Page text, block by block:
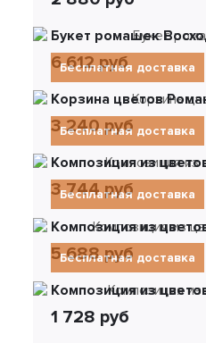
Бесплатная доставка
Букет ромашек
6 612 руб
Бесплатная доставка
Корзина цветов
3 240 руб
Бесплатная доставка
Композиция из
3 744 руб
Бесплатная доставка
Композиция из
5 688 руб
Композиция из
1 728 руб